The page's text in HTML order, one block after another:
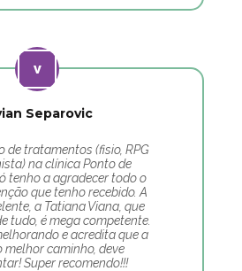
Separovic
de tratamentos (fisio, RPG
na clínica Ponto de
tenho a agradecer todo o
que tenho recebido. A
a Tatiana Viana, que
tudo, é mega competente.
e acredita que a
melhor caminho, deve
Super recomendo!!!